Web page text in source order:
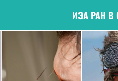
ИЭА РАН